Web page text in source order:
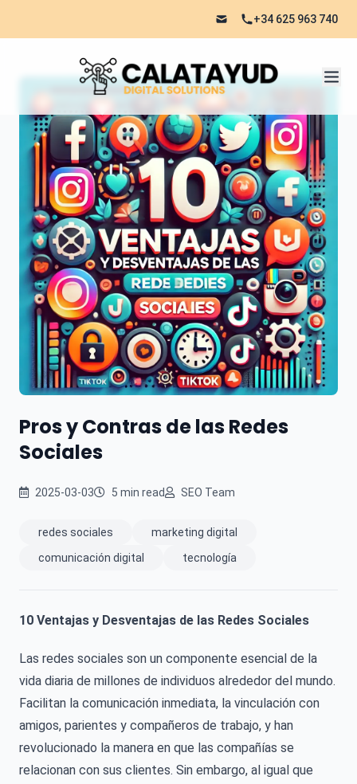
+34 625 963 740
Pros y Contras de las Redes
Sociales
2025-03-03 5 min read SEO Team
redes sociales
marketing digital
comunicación digital
tecnología
10 Ventajas y Desventajas de las Redes Sociales
Las redes sociales son un componente esencial de la
vida diaria de millones de individuos alrededor del mundo.
Facilitan la comunicación inmediata, la vinculación con
amigos, parientes y compañeros de trabajo, y han
revolucionado la manera en que las compañías se
relacionan con sus clientes. Sin embargo, al igual que